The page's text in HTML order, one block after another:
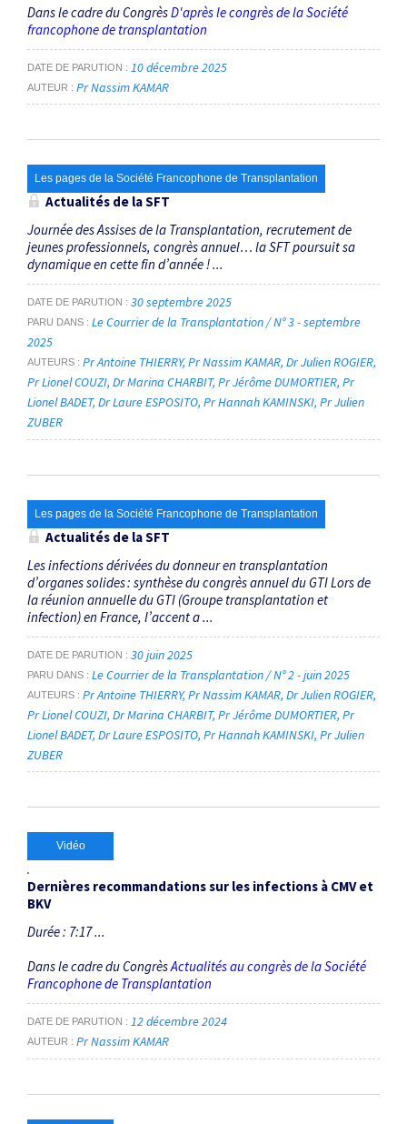
Dans le cadre du CongrèsD'après le congrès de la Société
francophone de transplantation
DATE DE PARUTION 10 décembre 2025
AUTEUR Pr Nassim KAMAR
Les pages de la Société Francophone de Transplantation
Actualités de la SFT
Journée des Assises de la Transplantation, recrutement de
jeunes professionnels, congrès annuel… la SFT poursuit sa
dynamique en cette fin d’année ! ...
DATE DE PARUTION 30 septembre 2025
PARU DANS
Le Courrier de la Transplantation / N° 3 - septembre
2025
AUTEURS Pr Antoine THIERRY Pr Nassim KAMAR Dr Julien ROGIER
Pr Lionel COUZI Dr Marina CHARBIT Pr Jérôme DUMORTIER Pr
Lionel BADET Dr Laure ESPOSITO Pr Hannah KAMINSKI Pr Julien
ZUBER
Les pages de la Société Francophone de Transplantation
Actualités de la SFT
Les infections dérivées du donneur en transplantation
d’organes solides : ­synthèse du congrès annuel du GTI Lors de
la réunion annuelle du GTI (Groupe transplantation et
infection) en France, l’accent a ...
DATE DE PARUTION 30 juin 2025
PARU DANS Le Courrier de la Transplantation / N° 2 - juin 2025
AUTEURS Pr Antoine THIERRY Pr Nassim KAMAR Dr Julien ROGIER
Pr Lionel COUZI Dr Marina CHARBIT Pr Jérôme DUMORTIER Pr
Lionel BADET Dr Laure ESPOSITO Pr Hannah KAMINSKI Pr Julien
ZUBER
Vidéo
Dernières recommandations sur les infections à CMV et
BKV
Durée : 7:17 ...
Dans le cadre du CongrèsActualités au congrès de la Société
Francophone de Transplantation
DATE DE PARUTION 12 décembre 2024
AUTEUR Pr Nassim KAMAR